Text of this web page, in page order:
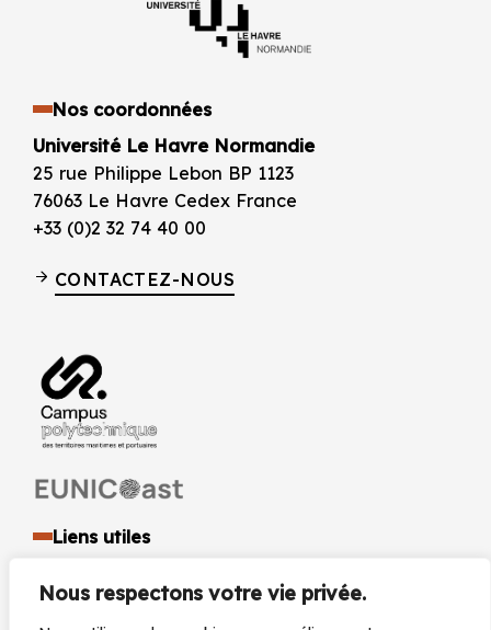
Nous respectons votre vie privée.
Liens utiles
Espace presse et médias
Nos coordonnées
Université Le Havre Normandie
25 rue Philippe Lebon BP 1123
76063 Le Havre Cedex France
+33 (0)2 32 74 40 00
CONTACTEZ-NOUS